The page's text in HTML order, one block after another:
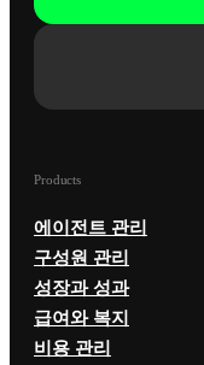
Products
에이전트 관리
구성원 관리
성장과 성과
급여와 복지
비용 관리